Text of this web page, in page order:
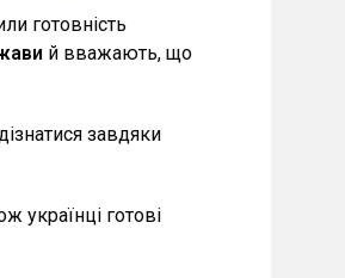
готовність
й вважають, що
завдяки
українці готові